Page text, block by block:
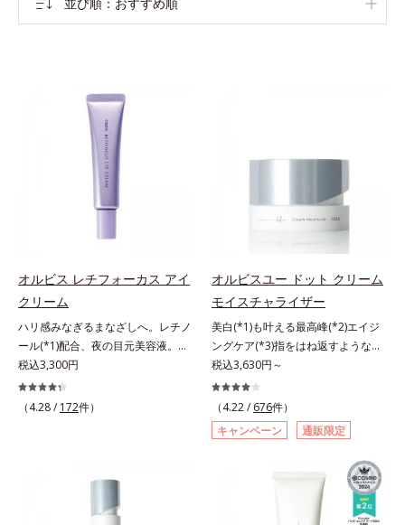
オルビス レチフォーカス アイ
クリーム
ハリ感みなぎるまなざしへ。レチノ
ール(*1)配合、夜の目元美容液。オ
ルビスの目元技術を結集し、ハリ感
みなぎるまなざしへ。レチノール
(*1)配合の目元美容液です。目元悩
与え、湧き上がるようなハリ感を呼
り、肌表面にピン！としたハリ感を
税込3,300円
（4.28 / 172件）
オルビスユー ドット クリーム
モイスチャライザー
美白(*1)も叶える最高峰(*2)エイジ
ングケア(*3)指をはね返すような弾
力感が宿るハリ感 濃密フィットク
リーム。ハリも透明感(*4)も結果主
義。年齢サイン(*5)の因子に着目し
た肌科学エイジングケア(*3)シリー
ズ。オルビスユー ドットシリーズ
は、年齢による肌悩み一つ一つを対
処するのではなく、肌で起きている
ことの根本原因に着目。加齢ととも
に現れる年齢サインについて研究を
税込3,630円～
（4.22 / 676件）
キャンペーン
通販限定